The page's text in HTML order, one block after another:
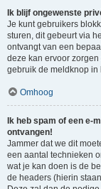
Ik blijf ongewenste
Je kunt gebruikers
sturen, dit gebeurt via
ontvangt van een
deze kan ervoor
gebruik de meldknop in
Omhoog
Ik heb spam of een e-
ontvangen!
Jammer dat we dit
een aantal technieken
wat je kan doen is de
de headers (hierin